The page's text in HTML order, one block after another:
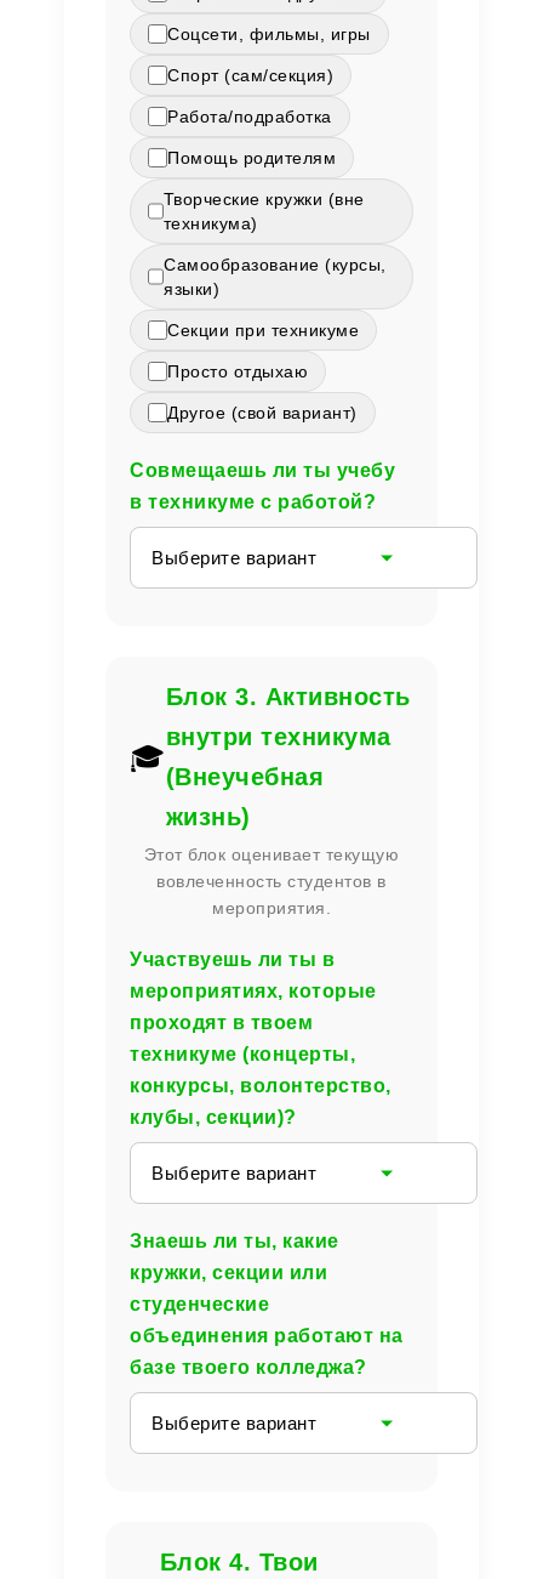
Соцсети, фильмы, игры
Спорт (сам/секция)
Работа/подработка
Помощь родителям
Творческие кружки (вне
техникума)
Самообразование (курсы,
языки)
Секции при техникуме
Просто отдыхаю
Другое (свой вариант)
Совмещаешь ли ты учебу
в техникуме с работой?
Выберите вариант
🎓
Блок 3. Активность
внутри техникума
(Внеучебная
жизнь)
Этот блок оценивает текущую
вовлеченность студентов в
мероприятия.
Участвуешь ли ты в
мероприятиях, которые
проходят в твоем
техникуме (концерты,
конкурсы, волонтерство,
клубы, секции)?
Выберите вариант
Знаешь ли ты, какие
кружки, секции или
студенческие
объединения работают на
базе твоего колледжа?
Выберите вариант
Блок 4. Твои